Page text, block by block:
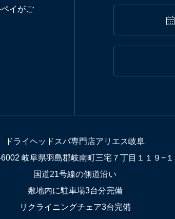
イがご

ドライヘッドスパ専門店アリエス岐阜
岐阜県羽島郡岐南町三宅７丁目１１９−１
国道21号線の側道沿い
敷地内に駐車場3台分完備
リクライニングチェア3台完備